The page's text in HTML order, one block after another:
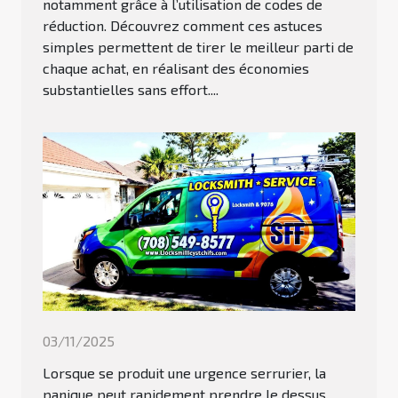
notamment grâce à l’utilisation de codes de
réduction. Découvrez comment ces astuces
simples permettent de tirer le meilleur parti de
chaque achat, en réalisant des économies
substantielles sans effort....
03/11/2025
Lorsque se produit une urgence serrurier, la
panique peut rapidement prendre le dessus.